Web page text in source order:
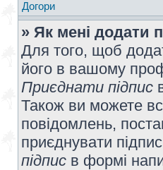
Догори
» Як мені додати
Для того, щоб
його в вашому
Приєднати підпис
Також ви можете
повідомлень,
приєднувати
підпис в формі